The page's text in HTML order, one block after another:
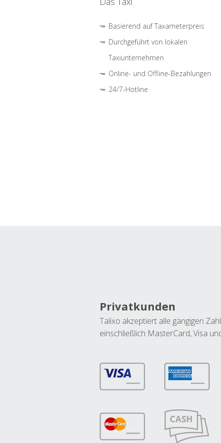
Basierend auf Taxameterpreis
Durchgeführt von lokalen
Taxiunternehmen
Online- und Offline-Bezahlungen
24/7-Hotline
Privatkunden
Talixo akzeptiert alle gängigen
einschließlich MasterCard, Visa